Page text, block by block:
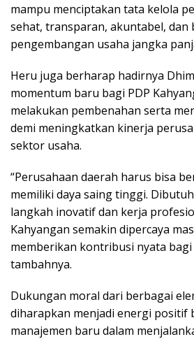
mampu menciptakan tata kelola
sehat, transparan, akuntabel, dan
pengembangan usaha jangka
Heru juga berharap hadirnya
momentum baru bagi PDP
melakukan pembenahan serta
demi meningkatkan kinerja
sektor usaha.
“Perusahaan daerah harus bisa
memiliki daya saing tinggi.
langkah inovatif dan kerja
Kahyangan semakin dipercaya
memberikan kontribusi nyata bagi
tambahnya.
Dukungan moral dari berbagai
diharapkan menjadi energi positif
manajemen baru dalam